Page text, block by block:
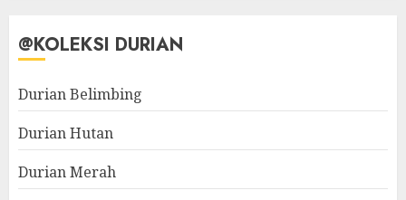
@KOLEKSI DURIAN
Durian Belimbing
Durian Hutan
Durian Merah